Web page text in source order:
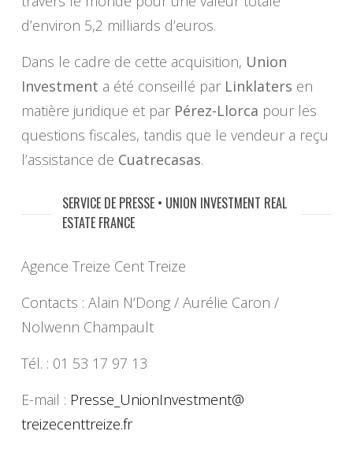
d’environ 5,2 milliards d’euros.
Dans le cadre de cette acquisition, Union
Investment a été conseillé par Linklaters en
matière juridique et par Pérez-Llorca pour les
questions fiscales, tandis que le vendeur a reçu
l’assistance de Cuatrecasas.
SERVICE DE PRESSE • UNION INVESTMENT REAL
ESTATE FRANCE
Agence Treize Cent Treize
Contacts : Alain N’Dong / Aurélie Caron /
Nolwenn Champault
Tél. : 01 53 17 97 13
E-mail : Presse_UnionInvestment@
treizecenttreize.fr